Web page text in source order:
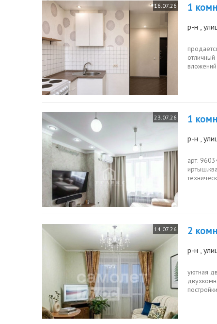
16.07.26 1
р-н ,
23.07.26 1
р-н ,
арт.
14.07.26 2
р-н ,
уютная